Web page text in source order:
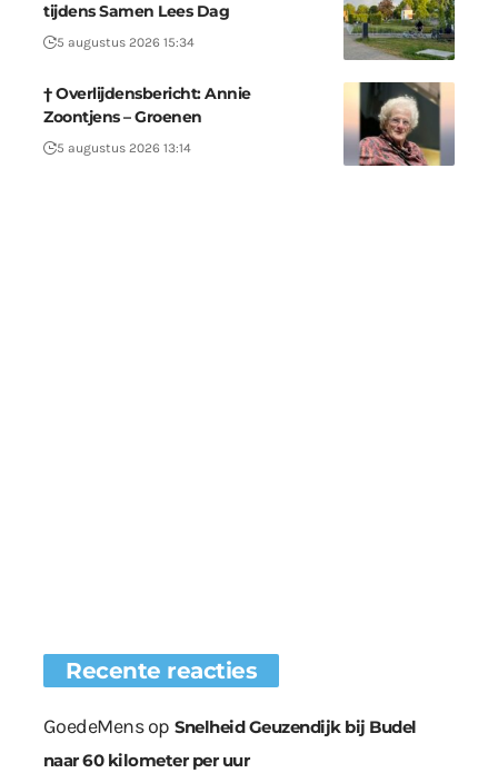
tijdens Samen Lees Dag
5 augustus 2026 15:34
† Overlijdensbericht: Annie
Zoontjens – Groenen
5 augustus 2026 13:14
Recente reacties
GoedeMensop Snelheid Geuzendijk bij Budel
naar 60 kilometer per uur